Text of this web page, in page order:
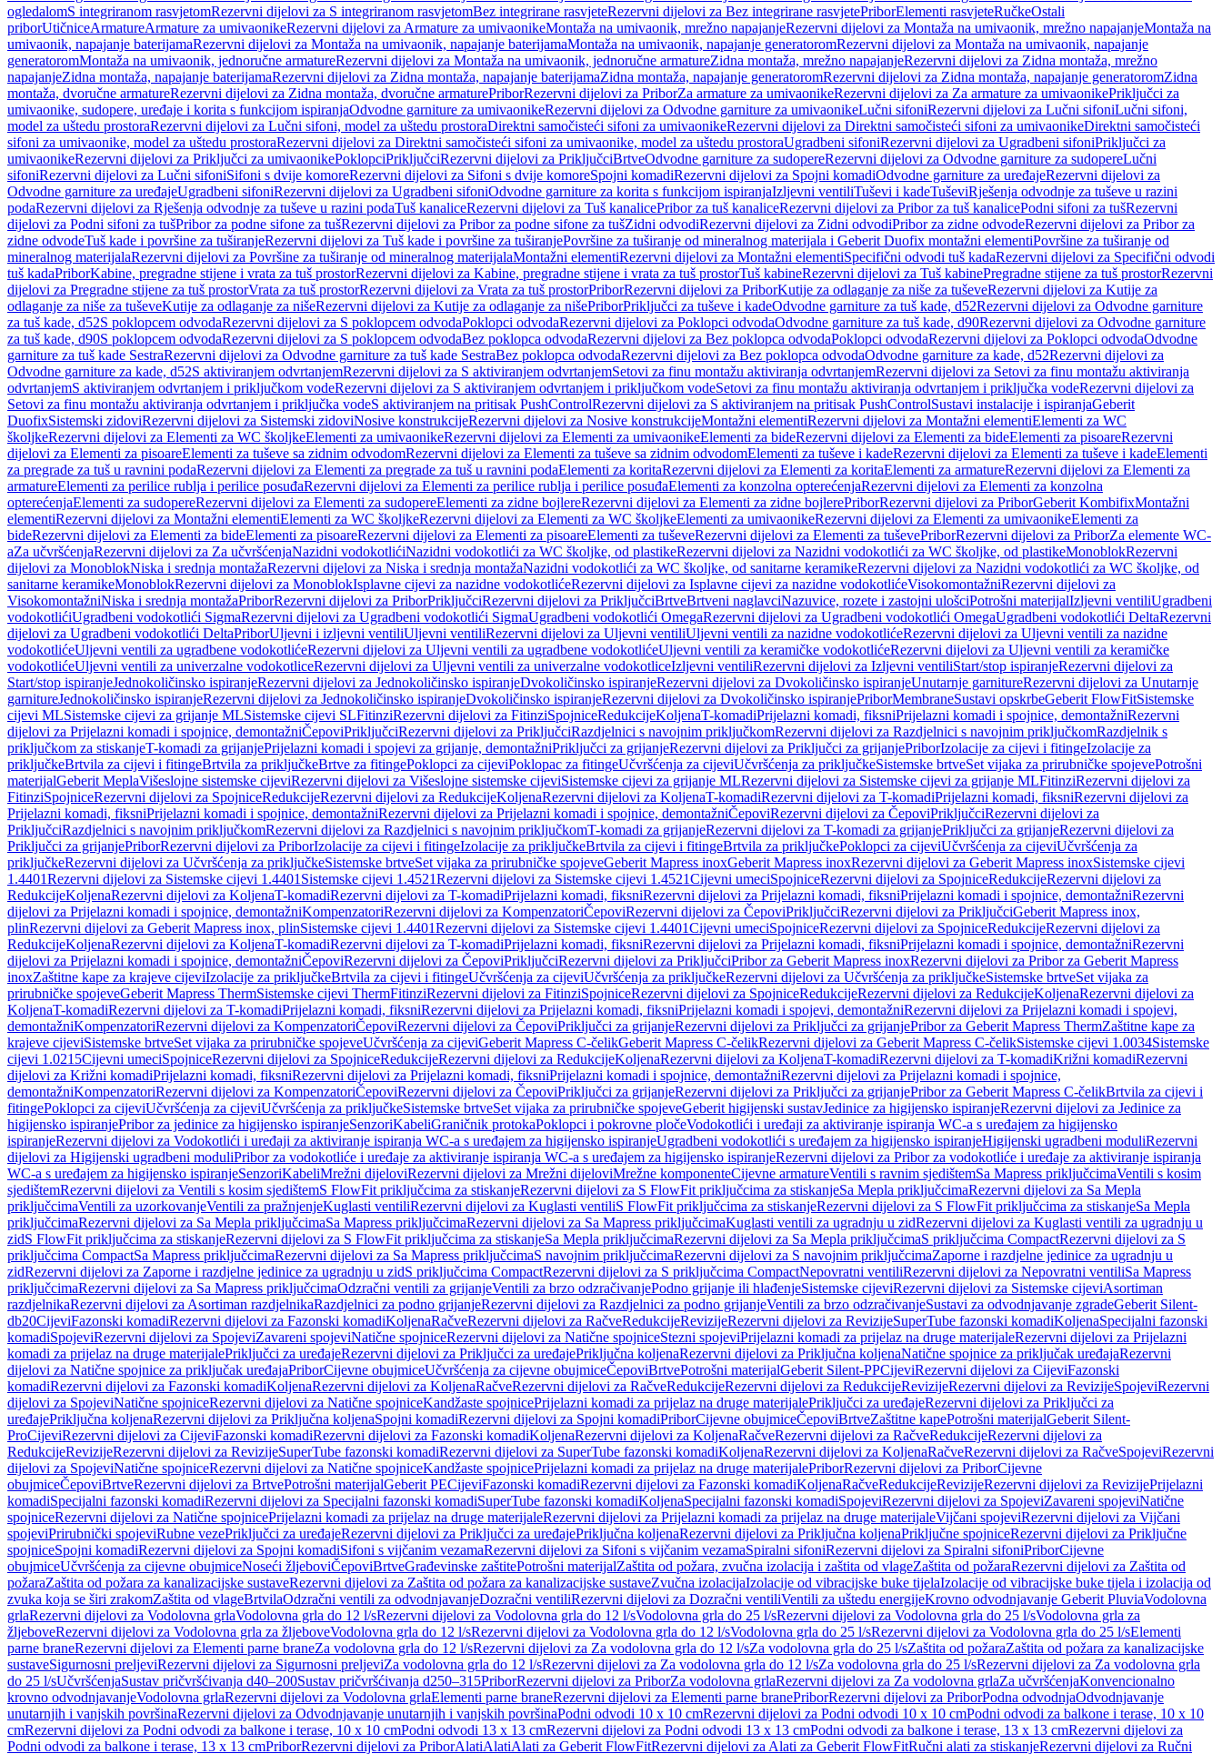
ogledalomS integriranom rasvjetomRezervni dijelovi za S integriranom rasvjetomBez integrirane rasvjeteRezervni dijelovi za Bez integrirane rasvjetePriborElementi rasvjeteRučkeOstali
priborUtičniceArmatureArmature za umivaonikeRezervni dijelovi za Armature za umivaonikeMontaža na umivaonik, mrežno napajanjeRezervni dijelovi za Montaža na umivaonik, mrežno napajanjeMontaža na
umivaonik, napajanje baterijamaRezervni dijelovi za Montaža na umivaonik, napajanje baterijamaMontaža na umivaonik, napajanje generatoromRezervni dijelovi za Montaža na umivaonik, napajanje
generatoromMontaža na umivaonik, jednoručne armatureRezervni dijelovi za Montaža na umivaonik, jednoručne armatureZidna montaža, mrežno napajanjeRezervni dijelovi za Zidna montaža, mrežno
napajanjeZidna montaža, napajanje baterijamaRezervni dijelovi za Zidna montaža, napajanje baterijamaZidna montaža, napajanje generatoromRezervni dijelovi za Zidna montaža, napajanje generatoromZidna
montaža, dvoručne armatureRezervni dijelovi za Zidna montaža, dvoručne armaturePriborRezervni dijelovi za PriborZa armature za umivaonikeRezervni dijelovi za Za armature za umivaonikePriključci za
umivaonike, sudopere, uređaje i korita s funkcijom ispiranjaOdvodne garniture za umivaonikeRezervni dijelovi za Odvodne garniture za umivaonikeLučni sifoniRezervni dijelovi za Lučni sifoniLučni sifoni,
model za uštedu prostoraRezervni dijelovi za Lučni sifoni, model za uštedu prostoraDirektni samočisteći sifoni za umivaonikeRezervni dijelovi za Direktni samočisteći sifoni za umivaonikeDirektni samočisteći
sifoni za umivaonike, model za uštedu prostoraRezervni dijelovi za Direktni samočisteći sifoni za umivaonike, model za uštedu prostoraUgradbeni sifoniRezervni dijelovi za Ugradbeni sifoniPriključci za
umivaonikeRezervni dijelovi za Priključci za umivaonikePoklopciPriključciRezervni dijelovi za PriključciBrtveOdvodne garniture za sudopereRezervni dijelovi za Odvodne garniture za sudopereLučni
sifoniRezervni dijelovi za Lučni sifoniSifoni s dvije komoreRezervni dijelovi za Sifoni s dvije komoreSpojni komadiRezervni dijelovi za Spojni komadiOdvodne garniture za uređajeRezervni dijelovi za
Odvodne garniture za uređajeUgradbeni sifoniRezervni dijelovi za Ugradbeni sifoniOdvodne garniture za korita s funkcijom ispiranjaIzljevni ventiliTuševi i kadeTuševiRješenja odvodnje za tuševe u razini
podaRezervni dijelovi za Rješenja odvodnje za tuševe u razini podaTuš kanaliceRezervni dijelovi za Tuš kanalicePribor za tuš kanaliceRezervni dijelovi za Pribor za tuš kanalicePodni sifoni za tušRezervni
dijelovi za Podni sifoni za tušPribor za podne sifone za tušRezervni dijelovi za Pribor za podne sifone za tušZidni odvodiRezervni dijelovi za Zidni odvodiPribor za zidne odvodeRezervni dijelovi za Pribor za
zidne odvodeTuš kade i površine za tuširanjeRezervni dijelovi za Tuš kade i površine za tuširanjePovršine za tuširanje od mineralnog materijala i Geberit Duofix montažni elementiPovršine za tuširanje od
mineralnog materijalaRezervni dijelovi za Površine za tuširanje od mineralnog materijalaMontažni elementiRezervni dijelovi za Montažni elementiSpecifični odvodi tuš kadaRezervni dijelovi za Specifični odvodi
tuš kadaPriborKabine, pregradne stijene i vrata za tuš prostorRezervni dijelovi za Kabine, pregradne stijene i vrata za tuš prostorTuš kabineRezervni dijelovi za Tuš kabinePregradne stijene za tuš prostorRezervni
dijelovi za Pregradne stijene za tuš prostorVrata za tuš prostorRezervni dijelovi za Vrata za tuš prostorPriborRezervni dijelovi za PriborKutije za odlaganje za niše za tuševeRezervni dijelovi za Kutije za
odlaganje za niše za tuševeKutije za odlaganje za nišeRezervni dijelovi za Kutije za odlaganje za nišePriborPriključci za tuševe i kadeOdvodne garniture za tuš kade, d52Rezervni dijelovi za Odvodne garniture
za tuš kade, d52S poklopcem odvodaRezervni dijelovi za S poklopcem odvodaPoklopci odvodaRezervni dijelovi za Poklopci odvodaOdvodne garniture za tuš kade, d90Rezervni dijelovi za Odvodne garniture
za tuš kade, d90S poklopcem odvodaRezervni dijelovi za S poklopcem odvodaBez poklopca odvodaRezervni dijelovi za Bez poklopca odvodaPoklopci odvodaRezervni dijelovi za Poklopci odvodaOdvodne
garniture za tuš kade SestraRezervni dijelovi za Odvodne garniture za tuš kade SestraBez poklopca odvodaRezervni dijelovi za Bez poklopca odvodaOdvodne garniture za kade, d52Rezervni dijelovi za
Odvodne garniture za kade, d52S aktiviranjem odvrtanjemRezervni dijelovi za S aktiviranjem odvrtanjemSetovi za finu montažu aktiviranja odvrtanjemRezervni dijelovi za Setovi za finu montažu aktiviranja
odvrtanjemS aktiviranjem odvrtanjem i priključkom vodeRezervni dijelovi za S aktiviranjem odvrtanjem i priključkom vodeSetovi za finu montažu aktiviranja odvrtanjem i priključka vodeRezervni dijelovi za
Setovi za finu montažu aktiviranja odvrtanjem i priključka vodeS aktiviranjem na pritisak PushControlRezervni dijelovi za S aktiviranjem na pritisak PushControlSustavi instalacije i ispiranjaGeberit
DuofixSistemski zidoviRezervni dijelovi za Sistemski zidoviNosive konstrukcijeRezervni dijelovi za Nosive konstrukcijeMontažni elementiRezervni dijelovi za Montažni elementiElementi za WC
školjkeRezervni dijelovi za Elementi za WC školjkeElementi za umivaonikeRezervni dijelovi za Elementi za umivaonikeElementi za bideRezervni dijelovi za Elementi za bideElementi za pisoareRezervni
dijelovi za Elementi za pisoareElementi za tuševe sa zidnim odvodomRezervni dijelovi za Elementi za tuševe sa zidnim odvodomElementi za tuševe i kadeRezervni dijelovi za Elementi za tuševe i kadeElementi
za pregrade za tuš u ravnini podaRezervni dijelovi za Elementi za pregrade za tuš u ravnini podaElementi za koritaRezervni dijelovi za Elementi za koritaElementi za armatureRezervni dijelovi za Elementi za
armatureElementi za perilice rublja i perilice posuđaRezervni dijelovi za Elementi za perilice rublja i perilice posuđaElementi za konzolna opterećenjaRezervni dijelovi za Elementi za konzolna
opterećenjaElementi za sudopereRezervni dijelovi za Elementi za sudopereElementi za zidne bojlereRezervni dijelovi za Elementi za zidne bojlerePriborRezervni dijelovi za PriborGeberit KombifixMontažni
elementiRezervni dijelovi za Montažni elementiElementi za WC školjkeRezervni dijelovi za Elementi za WC školjkeElementi za umivaonikeRezervni dijelovi za Elementi za umivaonikeElementi za
bideRezervni dijelovi za Elementi za bideElementi za pisoareRezervni dijelovi za Elementi za pisoareElementi za tuševeRezervni dijelovi za Elementi za tuševePriborRezervni dijelovi za PriborZa elemente WC-
aZa učvršćenjaRezervni dijelovi za Za učvršćenjaNazidni vodokotlićiNazidni vodokotlići za WC školjke, od plastikeRezervni dijelovi za Nazidni vodokotlići za WC školjke, od plastikeMonoblokRezervni
dijelovi za MonoblokNiska i srednja montažaRezervni dijelovi za Niska i srednja montažaNazidni vodokotlići za WC školjke, od sanitarne keramikeRezervni dijelovi za Nazidni vodokotlići za WC školjke, od
sanitarne keramikeMonoblokRezervni dijelovi za MonoblokIsplavne cijevi za nazidne vodokotlićeRezervni dijelovi za Isplavne cijevi za nazidne vodokotlićeVisokomontažniRezervni dijelovi za
VisokomontažniNiska i srednja montažaPriborRezervni dijelovi za PriborPriključciRezervni dijelovi za PriključciBrtveBrtveni naglavciNazuvice, rozete i zastojni ulošciPotrošni materijalIzljevni ventiliUgradbeni
vodokotlićiUgradbeni vodokotlići SigmaRezervni dijelovi za Ugradbeni vodokotlići SigmaUgradbeni vodokotlići OmegaRezervni dijelovi za Ugradbeni vodokotlići OmegaUgradbeni vodokotlići DeltaRezervni
dijelovi za Ugradbeni vodokotlići DeltaPriborUljevni i izljevni ventiliUljevni ventiliRezervni dijelovi za Uljevni ventiliUljevni ventili za nazidne vodokotlićeRezervni dijelovi za Uljevni ventili za nazidne
vodokotlićeUljevni ventili za ugradbene vodokotlićeRezervni dijelovi za Uljevni ventili za ugradbene vodokotlićeUljevni ventili za keramičke vodokotlićeRezervni dijelovi za Uljevni ventili za keramičke
vodokotlićeUljevni ventili za univerzalne vodokotliceRezervni dijelovi za Uljevni ventili za univerzalne vodokotliceIzljevni ventiliRezervni dijelovi za Izljevni ventiliStart/stop ispiranjeRezervni dijelovi za
Start/stop ispiranjeJednokoličinsko ispiranjeRezervni dijelovi za Jednokoličinsko ispiranjeDvokoličinsko ispiranjeRezervni dijelovi za Dvokoličinsko ispiranjeUnutarnje garnitureRezervni dijelovi za Unutarnje
garnitureJednokoličinsko ispiranjeRezervni dijelovi za Jednokoličinsko ispiranjeDvokoličinsko ispiranjeRezervni dijelovi za Dvokoličinsko ispiranjePriborMembraneSustavi opskrbeGeberit FlowFitSistemske
cijevi MLSistemske cijevi za grijanje MLSistemske cijevi SLFitinziRezervni dijelovi za FitinziSpojniceRedukcijeKoljenaT-komadiPrijelazni komadi, fiksniPrijelazni komadi i spojnice, demontažniRezervni
dijelovi za Prijelazni komadi i spojnice, demontažniČepoviPriključciRezervni dijelovi za PriključciRazdjelnici s navojnim priključkomRezervni dijelovi za Razdjelnici s navojnim priključkomRazdjelnik s
priključkom za stiskanjeT-komadi za grijanjePrijelazni komadi i spojevi za grijanje, demontažniPriključci za grijanjeRezervni dijelovi za Priključci za grijanjePriborIzolacije za cijevi i fitingeIzolacije za
priključkeBrtvila za cijevi i fitingeBrtvila za priključkeBrtve za fitingePoklopci za cijeviPoklopac za fitingeUčvršćenja za cijeviUčvršćenja za priključkeSistemske brtveSet vijaka za prirubničke spojevePotrošni
materijalGeberit MeplaVišeslojne sistemske cijeviRezervni dijelovi za Višeslojne sistemske cijeviSistemske cijevi za grijanje MLRezervni dijelovi za Sistemske cijevi za grijanje MLFitinziRezervni dijelovi za
FitinziSpojniceRezervni dijelovi za SpojniceRedukcijeRezervni dijelovi za RedukcijeKoljenaRezervni dijelovi za KoljenaT-komadiRezervni dijelovi za T-komadiPrijelazni komadi, fiksniRezervni dijelovi za
Prijelazni komadi, fiksniPrijelazni komadi i spojnice, demontažniRezervni dijelovi za Prijelazni komadi i spojnice, demontažniČepoviRezervni dijelovi za ČepoviPriključciRezervni dijelovi za
PriključciRazdjelnici s navojnim priključkomRezervni dijelovi za Razdjelnici s navojnim priključkomT-komadi za grijanjeRezervni dijelovi za T-komadi za grijanjePriključci za grijanjeRezervni dijelovi za
Priključci za grijanjePriborRezervni dijelovi za PriborIzolacije za cijevi i fitingeIzolacije za priključkeBrtvila za cijevi i fitingeBrtvila za priključkePoklopci za cijeviUčvršćenja za cijeviUčvršćenja za
priključkeRezervni dijelovi za Učvršćenja za priključkeSistemske brtveSet vijaka za prirubničke spojeveGeberit Mapress inoxGeberit Mapress inoxRezervni dijelovi za Geberit Mapress inoxSistemske cijevi
1.4401Rezervni dijelovi za Sistemske cijevi 1.4401 Sistemske cijevi 1.4521Rezervni dijelovi za Sistemske cijevi 1.4521Cijevni umeciSpojniceRezervni dijelovi za SpojniceRedukcijeRezervni dijelovi za
RedukcijeKoljenaRezervni dijelovi za KoljenaT-komadiRezervni dijelovi za T-komadiPrijelazni komadi, fiksniRezervni dijelovi za Prijelazni komadi, fiksniPrijelazni komadi i spojnice, demontažniRezervni
dijelovi za Prijelazni komadi i spojnice, demontažniKompenzatoriRezervni dijelovi za KompenzatoriČepoviRezervni dijelovi za ČepoviPriključciRezervni dijelovi za PriključciGeberit Mapress inox,
plinRezervni dijelovi za Geberit Mapress inox, plinSistemske cijevi 1.4401Rezervni dijelovi za Sistemske cijevi 1.4401Cijevni umeciSpojniceRezervni dijelovi za SpojniceRedukcijeRezervni dijelovi za
RedukcijeKoljenaRezervni dijelovi za KoljenaT-komadiRezervni dijelovi za T-komadiPrijelazni komadi, fiksniRezervni dijelovi za Prijelazni komadi, fiksniPrijelazni komadi i spojnice, demontažniRezervni
dijelovi za Prijelazni komadi i spojnice, demontažniČepoviRezervni dijelovi za ČepoviPriključciRezervni dijelovi za PriključciPribor za Geberit Mapress inoxRezervni dijelovi za Pribor za Geberit Mapress
inoxZaštitne kape za krajeve cijeviIzolacije za priključkeBrtvila za cijevi i fitingeUčvršćenja za cijeviUčvršćenja za priključkeRezervni dijelovi za Učvršćenja za priključkeSistemske brtveSet vijaka za
prirubničke spojeveGeberit Mapress ThermSistemske cijevi ThermFitinziRezervni dijelovi za FitinziSpojniceRezervni dijelovi za SpojniceRedukcijeRezervni dijelovi za RedukcijeKoljenaRezervni dijelovi za
KoljenaT-komadiRezervni dijelovi za T-komadiPrijelazni komadi, fiksniRezervni dijelovi za Prijelazni komadi, fiksniPrijelazni komadi i spojevi, demontažniRezervni dijelovi za Prijelazni komadi i spojevi,
demontažniKompenzatoriRezervni dijelovi za KompenzatoriČepoviRezervni dijelovi za ČepoviPriključci za grijanjeRezervni dijelovi za Priključci za grijanjePribor za Geberit Mapress ThermZaštitne kape za
krajeve cijeviSistemske brtveSet vijaka za prirubničke spojeveUčvršćenja za cijeviGeberit Mapress C-čelikGeberit Mapress C-čelikRezervni dijelovi za Geberit Mapress C-čelikSistemske cijevi 1.0034Sistemske
cijevi 1.0215Cijevni umeciSpojniceRezervni dijelovi za SpojniceRedukcijeRezervni dijelovi za RedukcijeKoljenaRezervni dijelovi za KoljenaT-komadiRezervni dijelovi za T-komadiKrižni komadiRezervni
dijelovi za Križni komadiPrijelazni komadi, fiksniRezervni dijelovi za Prijelazni komadi, fiksniPrijelazni komadi i spojnice, demontažniRezervni dijelovi za Prijelazni komadi i spojnice,
demontažniKompenzatoriRezervni dijelovi za KompenzatoriČepoviRezervni dijelovi za ČepoviPriključci za grijanjeRezervni dijelovi za Priključci za grijanjePribor za Geberit Mapress C-čelikBrtvila za cijevi i
fitingePoklopci za cijeviUčvršćenja za cijeviUčvršćenja za priključkeSistemske brtveSet vijaka za prirubničke spojeveGeberit higijenski sustavJedinice za higijensko ispiranjeRezervni dijelovi za Jedinice za
higijensko ispiranjePribor za jedinice za higijensko ispiranjeSenzoriKabeliGraničnik protokaPoklopci i pokrovne pločeVodokotlići i uređaji za aktiviranje ispiranja WC-a s uređajem za higijensko
ispiranjeRezervni dijelovi za Vodokotlići i uređaji za aktiviranje ispiranja WC-a s uređajem za higijensko ispiranjeUgradbeni vodokotlići s uređajem za higijensko ispiranjeHigijenski ugradbeni moduliRezervni
dijelovi za Higijenski ugradbeni moduliPribor za vodokotliće i uređaje za aktiviranje ispiranja WC-a s uređajem za higijensko ispiranjeRezervni dijelovi za Pribor za vodokotliće i uređaje za aktiviranje ispiranja
WC-a s uređajem za higijensko ispiranjeSenzoriKabeliMrežni dijeloviRezervni dijelovi za Mrežni dijeloviMrežne komponenteCijevne armatureVentili s ravnim sjedištemSa Mapress priključcimaVentili s kosim
sjedištemRezervni dijelovi za Ventili s kosim sjedištemS FlowFit priključcima za stiskanjeRezervni dijelovi za S FlowFit priključcima za stiskanjeSa Mepla priključcimaRezervni dijelovi za Sa Mepla
priključcimaVentili za uzorkovanjeVentili za pražnjenjeKuglasti ventiliRezervni dijelovi za Kuglasti ventiliS FlowFit priključcima za stiskanjeRezervni dijelovi za S FlowFit priključcima za stiskanjeSa Mepla
priključcimaRezervni dijelovi za Sa Mepla priključcimaSa Mapress priključcimaRezervni dijelovi za Sa Mapress priključcimaKuglasti ventili za ugradnju u zidRezervni dijelovi za Kuglasti ventili za ugradnju u
zidS FlowFit priključcima za stiskanjeRezervni dijelovi za S FlowFit priključcima za stiskanjeSa Mepla priključcimaRezervni dijelovi za Sa Mepla priključcimaS priključcima CompactRezervni dijelovi za S
priključcima CompactSa Mapress priključcimaRezervni dijelovi za Sa Mapress priključcimaS navojnim priključcimaRezervni dijelovi za S navojnim priključcimaZaporne i razdjelne jedinice za ugradnju u
zidRezervni dijelovi za Zaporne i razdjelne jedinice za ugradnju u zidS priključcima CompactRezervni dijelovi za S priključcima CompactNepovratni ventiliRezervni dijelovi za Nepovratni ventiliSa Mapress
priključcimaRezervni dijelovi za Sa Mapress priključcimaOdzračni ventili za grijanjeVentili za brzo odzračivanjePodno grijanje ili hlađenjeSistemske cijeviRezervni dijelovi za Sistemske cijeviAsortiman
razdjelnikaRezervni dijelovi za Asortiman razdjelnikaRazdjelnici za podno grijanjeRezervni dijelovi za Razdjelnici za podno grijanjeVentili za brzo odzračivanjeSustavi za odvodnjavanje zgradeGeberit Silent-
db20CijeviFazonski komadiRezervni dijelovi za Fazonski komadiKoljenaRačveRezervni dijelovi za RačveRedukcijeRevizijeRezervni dijelovi za RevizijeSuperTube fazonski komadiKoljenaSpecijalni fazonski
komadiSpojeviRezervni dijelovi za SpojeviZavareni spojeviNatične spojniceRezervni dijelovi za Natične spojniceStezni spojeviPrijelazni komadi za prijelaz na druge materijaleRezervni dijelovi za Prijelazni
komadi za prijelaz na druge materijalePriključci za uređajeRezervni dijelovi za Priključci za uređajePriključna koljenaRezervni dijelovi za Priključna koljenaNatične spojnice za priključak uređajaRezervni
dijelovi za Natične spojnice za priključak uređajaPriborCijevne obujmiceUčvršćenja za cijevne obujmiceČepoviBrtvePotrošni materijalGeberit Silent-PPCijeviRezervni dijelovi za CijeviFazonski
komadiRezervni dijelovi za Fazonski komadiKoljenaRezervni dijelovi za KoljenaRačveRezervni dijelovi za RačveRedukcijeRezervni dijelovi za RedukcijeRevizijeRezervni dijelovi za RevizijeSpojeviRezervni
dijelovi za SpojeviNatične spojniceRezervni dijelovi za Natične spojniceKandžaste spojnicePrijelazni komadi za prijelaz na druge materijalePriključci za uređajeRezervni dijelovi za Priključci za
uređajePriključna koljenaRezervni dijelovi za Priključna koljenaSpojni komadiRezervni dijelovi za Spojni komadiPriborCijevne obujmiceČepoviBrtveZaštitne kapePotrošni materijalGeberit Silent-
ProCijeviRezervni dijelovi za CijeviFazonski komadiRezervni dijelovi za Fazonski komadiKoljenaRezervni dijelovi za KoljenaRačveRezervni dijelovi za RačveRedukcijeRezervni dijelovi za
RedukcijeRevizijeRezervni dijelovi za RevizijeSuperTube fazonski komadiRezervni dijelovi za SuperTube fazonski komadiKoljenaRezervni dijelovi za KoljenaRačveRezervni dijelovi za RačveSpojeviRezervni
dijelovi za SpojeviNatične spojniceRezervni dijelovi za Natične spojniceKandžaste spojnicePrijelazni komadi za prijelaz na druge materijalePriborRezervni dijelovi za PriborCijevne
obujmiceČepoviBrtveRezervni dijelovi za BrtvePotrošni materijalGeberit PECijeviFazonski komadiRezervni dijelovi za Fazonski komadiKoljenaRačveRedukcijeRevizijeRezervni dijelovi za RevizijePrijelazni
komadiSpecijalni fazonski komadiRezervni dijelovi za Specijalni fazonski komadiSuperTube fazonski komadiKoljenaSpecijalni fazonski komadiSpojeviRezervni dijelovi za SpojeviZavareni spojeviNatične
spojniceRezervni dijelovi za Natične spojnicePrijelazni komadi za prijelaz na druge materijaleRezervni dijelovi za Prijelazni komadi za prijelaz na druge materijaleVijčani spojeviRezervni dijelovi za Vijčani
spojeviPrirubnički spojeviRubne vezePriključci za uređajeRezervni dijelovi za Priključci za uređajePriključna koljenaRezervni dijelovi za Priključna koljenaPriključne spojniceRezervni dijelovi za Priključne
spojniceSpojni komadiRezervni dijelovi za Spojni komadiSifoni s vijčanim vezamaRezervni dijelovi za Sifoni s vijčanim vezamaSpiralni sifoniRezervni dijelovi za Spiralni sifoniPriborCijevne
obujmiceUčvršćenja za cijevne obujmiceNoseći žljeboviČepoviBrtveGrađevinske zaštitePotrošni materijalZaštita od požara, zvučna izolacija i zaštita od vlageZaštita od požaraRezervni dijelovi za Zaštita od
požaraZaštita od požara za kanalizacijske sustaveRezervni dijelovi za Zaštita od požara za kanalizacijske sustaveZvučna izolacijaIzolacije od vibracijske buke tijelaIzolacije od vibracijske buke tijela i izolacija od
zvuka koja se širi zrakomZaštita od vlageBrtvilaOdzračni ventili za odvodnjavanjeDozračni ventiliRezervni dijelovi za Dozračni ventiliVentili za uštedu energijeKrovno odvodnjavanje Geberit PluviaVodolovna
grlaRezervni dijelovi za Vodolovna grlaVodolovna grla do 12 l/sRezervni dijelovi za Vodolovna grla do 12 l/sVodolovna grla do 25 l/sRezervni dijelovi za Vodolovna grla do 25 l/sVodolovna grla za
žljeboveRezervni dijelovi za Vodolovna grla za žljeboveVodolovna grla do 12 l/sRezervni dijelovi za Vodolovna grla do 12 l/sVodolovna grla do 25 l/sRezervni dijelovi za Vodolovna grla do 25 l/sElementi
parne braneRezervni dijelovi za Elementi parne braneZa vodolovna grla do 12 l/sRezervni dijelovi za Za vodolovna grla do 12 l/sZa vodolovna grla do 25 l/sZaštita od požaraZaštita od požara za kanalizacijske
sustaveSigurnosni preljeviRezervni dijelovi za Sigurnosni preljeviZa vodolovna grla do 12 l/sRezervni dijelovi za Za vodolovna grla do 12 l/sZa vodolovna grla do 25 l/sRezervni dijelovi za Za vodolovna grla
do 25 l/sUčvršćenjaSustav pričvršćivanja d40–200Sustav pričvršćivanja d250–315PriborRezervni dijelovi za PriborZa vodolovna grlaRezervni dijelovi za Za vodolovna grlaZa učvršćenjaKonvencionalno
krovno odvodnjavanjeVodolovna grlaRezervni dijelovi za Vodolovna grlaElementi parne braneRezervni dijelovi za Elementi parne branePriborRezervni dijelovi za PriborPodna odvodnjaOdvodnjavanje
unutarnjih i vanjskih površinaRezervni dijelovi za Odvodnjavanje unutarnjih i vanjskih površinaPodni odvodi 10 x 10 cmRezervni dijelovi za Podni odvodi 10 x 10 cmPodni odvodi za balkone i terase, 10 x 10
cmRezervni dijelovi za Podni odvodi za balkone i terase, 10 x 10 cmPodni odvodi 13 x 13 cmRezervni dijelovi za Podni odvodi 13 x 13 cmPodni odvodi za balkone i terase, 13 x 13 cmRezervni dijelovi za
Podni odvodi za balkone i terase, 13 x 13 cmPriborRezervni dijelovi za PriborAlatiAlatiAlati za Geberit FlowFitRezervni dijelovi za Alati za Geberit FlowFitRučni alati za stiskanjeRezervni dijelovi za Ručni